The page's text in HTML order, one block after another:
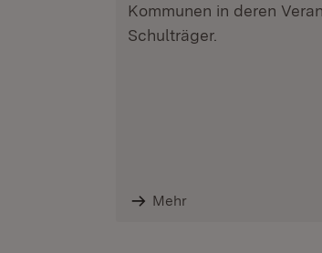
Kommunen in deren
Schulträger.
Mehr